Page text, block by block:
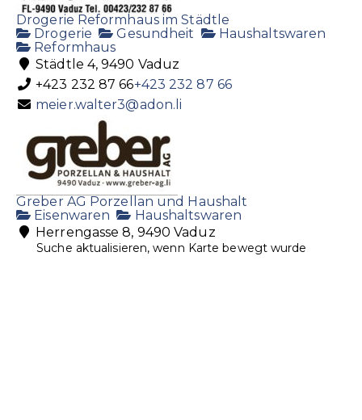
Drogerie Reformhaus im Städtle
Drogerie
Gesundheit
Haushaltswaren
Reformhaus
Städtle 4, 9490 Vaduz
+423 232 87 66+423 232 87 66
meier.walter3@adon.li
Greber AG Porzellan und Haushalt
Eisenwaren
Haushaltswaren
Herrengasse 8, 9490 Vaduz
+423 232 22 09+423 232 22 09
Suche aktualisieren, wenn Karte bewegt wurde